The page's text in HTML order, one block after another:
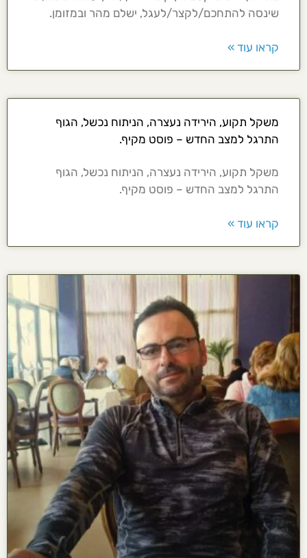
שינסה להתחכם/לקצר/לעגל, ישלם מהר ובמזומן.
קראו עוד »
משקל תקוע, הירידה נעצרה, הניתוח נכשל, הגוף
התרגל למצב החדש – פוסט מקיף.
משקל תקוע, הירידה נעצרה, הניתוח נכשל, הגוף
התרגל למצב החדש – פוסט מקיף.
קראו עוד »